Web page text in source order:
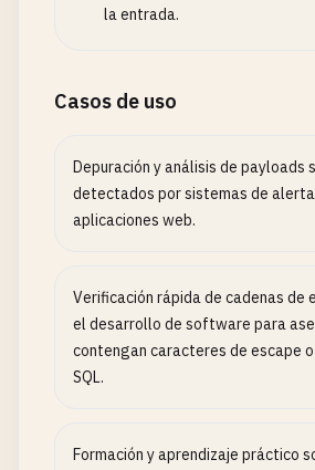
la entrada.
Casos de uso
Depuración y análisis de payloads
detectados por sistemas de
aplicaciones web.
Verificación rápida de cadenas de
el desarrollo de software para
contengan caracteres de escape
SQL.
Formación y aprendizaje práctico